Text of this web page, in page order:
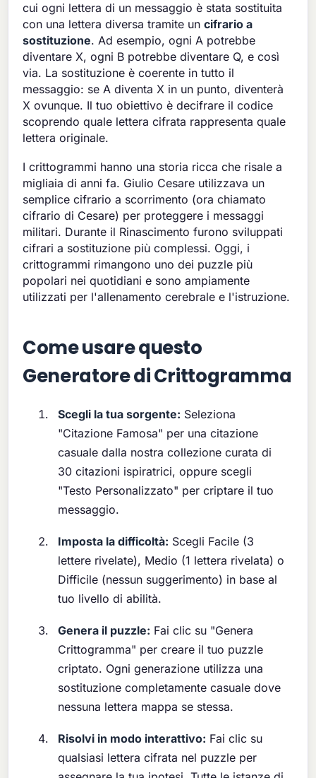
cui ogni lettera di un messaggio è stata sostituita
con una lettera diversa tramite uncifrario a
sostituzione. Ad esempio, ogni A potrebbe
diventare X, ogni B potrebbe diventare Q, e così
via. La sostituzione è coerente in tutto il
messaggio: se A diventa X in un punto, diventerà
X ovunque. Il tuo obiettivo è decifrare il codice
scoprendo quale lettera cifrata rappresenta quale
lettera originale.
I crittogrammi hanno una storia ricca che risale a
migliaia di anni fa. Giulio Cesare utilizzava un
semplice cifrario a scorrimento (ora chiamato
cifrario di Cesare) per proteggere i messaggi
militari. Durante il Rinascimento furono sviluppati
cifrari a sostituzione più complessi. Oggi, i
crittogrammi rimangono uno dei puzzle più
popolari nei quotidiani e sono ampiamente
utilizzati per l'allenamento cerebrale e l'istruzione.
Come usare questo
Generatore di Crittogramma
Scegli la tua sorgente: Seleziona
"Citazione Famosa" per una citazione
casuale dalla nostra collezione curata di
30 citazioni ispiratrici, oppure scegli
"Testo Personalizzato" per criptare il tuo
messaggio.
Imposta la difficoltà: Scegli Facile (3
lettere rivelate), Medio (1 lettera rivelata) o
Difficile (nessun suggerimento) in base al
tuo livello di abilità.
Genera il puzzle: Fai clic su "Genera
Crittogramma" per creare il tuo puzzle
criptato. Ogni generazione utilizza una
sostituzione completamente casuale dove
nessuna lettera mappa se stessa.
Risolvi in modo interattivo: Fai clic su
qualsiasi lettera cifrata nel puzzle per